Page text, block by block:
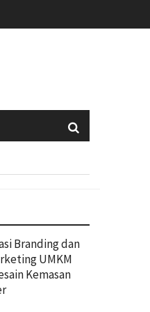
Branding dan
UMKM
Kemasan